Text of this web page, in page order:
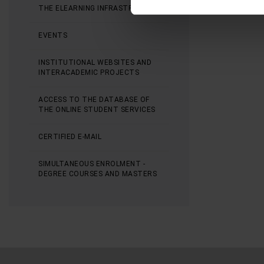
THE ELEARNING INFRASTRUCTURE
EVENTS
INSTITUTIONAL WEBSITES AND
INTERACADEMIC PROJECTS
ACCESS TO THE DATABASE OF
THE ONLINE STUDENT SERVICES
CERTIFIED E-MAIL
SIMULTANEOUS ENROLMENT -
DEGREE COURSES AND MASTERS